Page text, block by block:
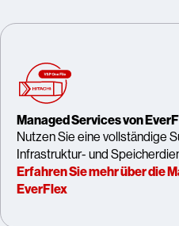
Managed Services von
Nutzen Sie eine vollständige
Infrastruktur- und
Erfahren Sie mehr über die
EverFlex